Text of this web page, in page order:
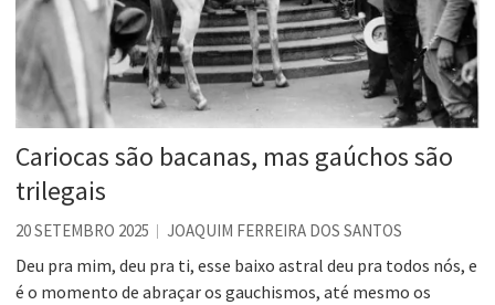
Cariocas são bacanas, mas gaúchos são
trilegais
20 SETEMBRO 2025 JOAQUIM FERREIRA DOS SANTOS
Deu pra mim, deu pra ti, esse baixo astral deu pra todos nós, e
é o momento de abraçar os gauchismos, até mesmo os